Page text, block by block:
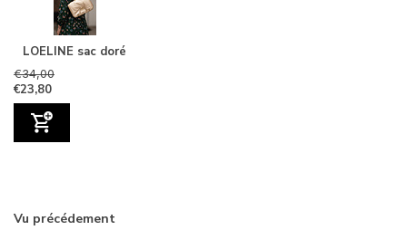
LOELINE sac doré
€34,00
€23,80
Vu précédement